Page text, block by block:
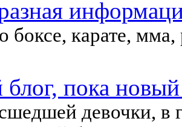
боксе, карате,
пока
девочки, в